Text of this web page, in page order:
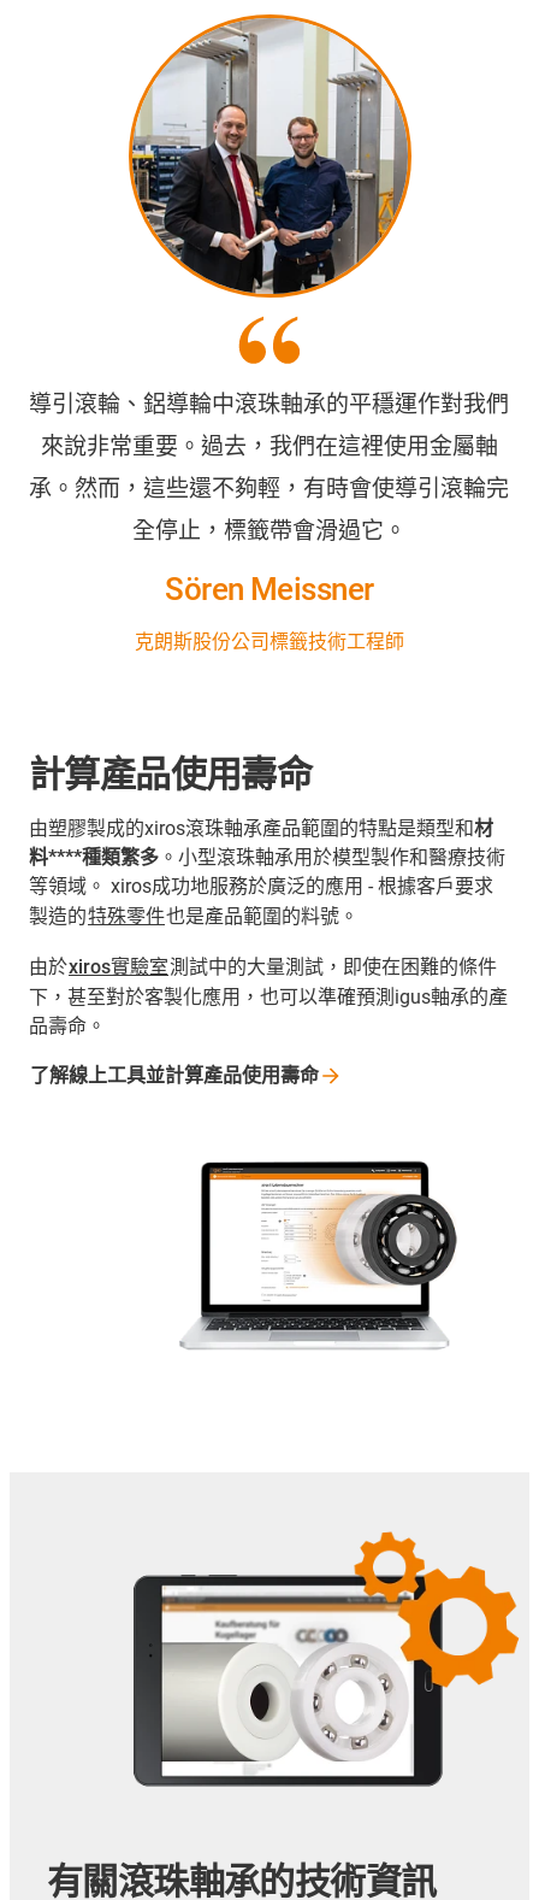
導引滾輪、鋁導輪中滾珠軸承的平穩運作對我們
來說非常重要。過去，我們在這裡使用金屬軸
承。然而，這些還不夠輕，有時會使導引滾輪完
全停止，標籤帶會滑過它。
Sören Meissner
克朗斯股份公司標籤技術工程師
計算產品使用壽命
由塑膠製成的xiros滾珠軸承產品範圍的特點是類型和材
料****種類繁多 。小型滾珠軸承用於模型製作和醫療技術
等領域。 xiros成功地服務於廣泛的應用 - 根據客戶要求
製造的特殊零件也是產品範圍的料號。
由於xiros實驗室測試中的大量測試，即使在困難的條件
下，甚至對於客製化應用，也可以準確預測igus軸承的產
品壽命。
了解線上工具並計算產品使用壽命
有關滾珠軸承的技術資訊